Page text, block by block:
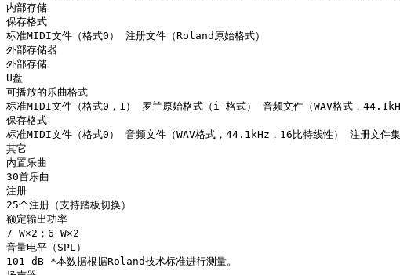
内部存储
保存格式
标准MIDI文件（格式0） 注册文件（Roland原始格式）
外部存储器
外部存储
U盘
可播放的乐曲格式
标准MIDI文件（格式0，1） 罗兰原始格式（i-格式） 音频文件（WAV格式，
保存格式
标准MIDI文件（格式0） 音频文件（WAV格式，44.1kHz，16比特线性） 注册文件集
其它
内置乐曲
30首乐曲
注册
25个注册（支持踏板切换）
额定输出功率
7 W×2；6 W×2
音量电平（SPL）
101 dB *本数据根据Roland技术标准进行测量。